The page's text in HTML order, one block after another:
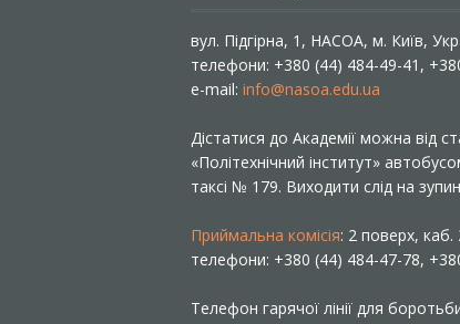
вул. Підгірна, 1, НАСОА, м. Київ,
телефони: +380 (44) 484-49-41,
e-mail: info@nasoa.edu.ua
Дістатися до Академії можна від
«Політехнічний інститут»
таксі № 179. Виходити слід на
Приймальна комісія: 2 поверх, каб.
телефони: +380 (44) 484-47-78,
Телефон гарячої лінії для